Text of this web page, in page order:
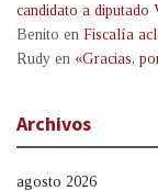
candidato a diputado
Benito en Fiscalía
Rudy en «Gracias,
Archivos
agosto 2026